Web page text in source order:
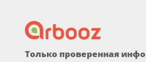
to
content
Только проверенная